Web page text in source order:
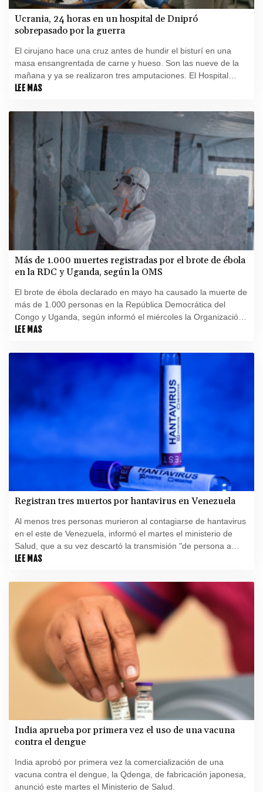
Ucrania, 24 horas en un hospital de Dnipró
sobrepasado por la guerra
El cirujano hace una cruz antes de hundir el bisturí en una
masa ensangrentada de carne y hueso. Son las nueve de la
mañana y ya se realizaron tres amputaciones. El Hospital
Central de Dnipró, en el centroeste de Ucrania, despierta.
LEE MAS
Más de 1.000 muertes registradas por el brote de ébola
en la RDC y Uganda, según la OMS
El brote de ébola declarado en mayo ha causado la muerte de
más de 1.000 personas en la República Democrática del
Congo y Uganda, según informó el miércoles la Organización
Mundial de la Salud.
LEE MAS
Registran tres muertos por hantavirus en Venezuela
Al menos tres personas murieron al contagiarse de hantavirus
en el este de Venezuela, informó el martes el ministerio de
Salud, que a su vez descartó la transmisión "de persona a
persona" en el país.
LEE MAS
India aprueba por primera vez el uso de una vacuna
contra el dengue
India aprobó por primera vez la comercialización de una
vacuna contra el dengue, la Qdenga, de fabricación japonesa,
anunció este martes el Ministerio de Salud.